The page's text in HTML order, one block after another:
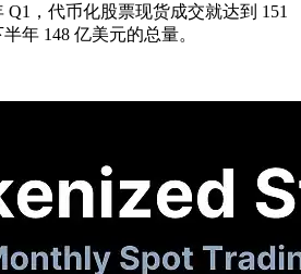
Q1，代币化股票现货成交就达到 151
年 148 亿美元的总量。